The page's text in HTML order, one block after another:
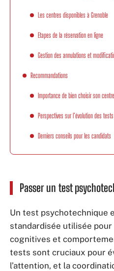
Les centres disponibles à Grenoble
Etapes de la réservation en ligne
Gestion des annulations et
Recommandations
Importance de bien choisir son centre
Perspectives sur l’évolution des
Derniers conseils pour les candidats
Passer un test
Un test psychotechnique
standardisée utilisée
cognitives et
tests sont cruciaux pour
l’attention, et la